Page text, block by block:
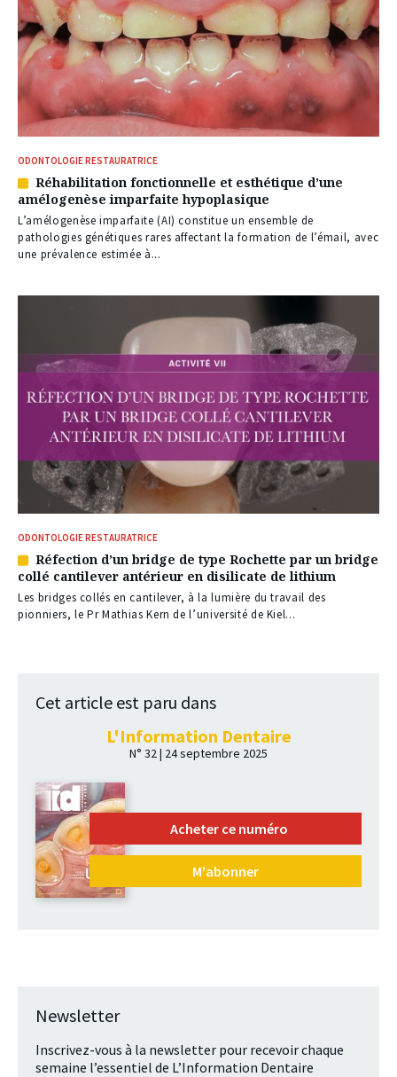
ODONTOLOGIE RESTAURATRICE
Article
réservé
à
nos
abonnés
Réhabilitation fonctionnelle et esthétique d’une
amélogenèse imparfaite hypoplasique
L’amélogenèse imparfaite (AI) constitue un ensemble de
pathologies génétiques rares affectant la formation de l’émail, avec
une prévalence estimée à...
ODONTOLOGIE RESTAURATRICE
Article
réservé
à
nos
Réfection d’un bridge de type Rochette par un bridge
collé cantilever antérieur en disilicate de lithium
Les bridges collés en cantilever, à la lumière du travail des
pionniers, le Pr Mathias Kern de l’université de Kiel...
Cet article est paru dans
L'Information Dentaire
N° 32 | 24 septembre 2025
Acheter ce numéro
M'abonner
Newsletter
Inscrivez-vous à la newsletter pour recevoir chaque
semaine l’essentiel de L’Information Dentaire